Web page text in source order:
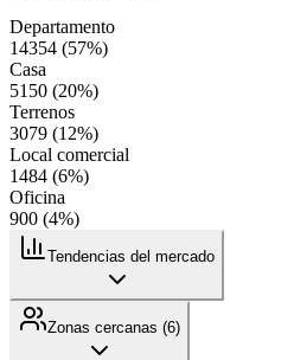
Departamento
14354 (57%)
Casa
5150 (20%)
Terrenos
3079 (12%)
Local comercial
1484 (6%)
Oficina
900 (4%)
Tendencias del mercado
Zonas cercanas (6)